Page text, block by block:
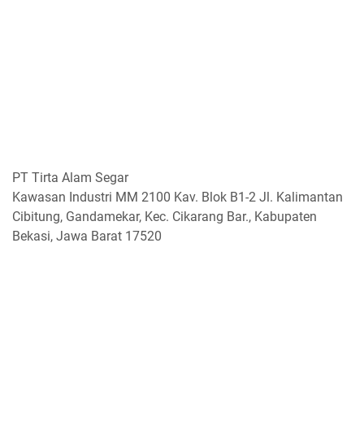
PT Tirta Alam Segar
Kawasan Industri MM 2100 Kav. Blok B1-2 Jl. Kalimantan
Cibitung, Gandamekar, Kec. Cikarang Bar., Kabupaten
Bekasi, Jawa Barat 17520